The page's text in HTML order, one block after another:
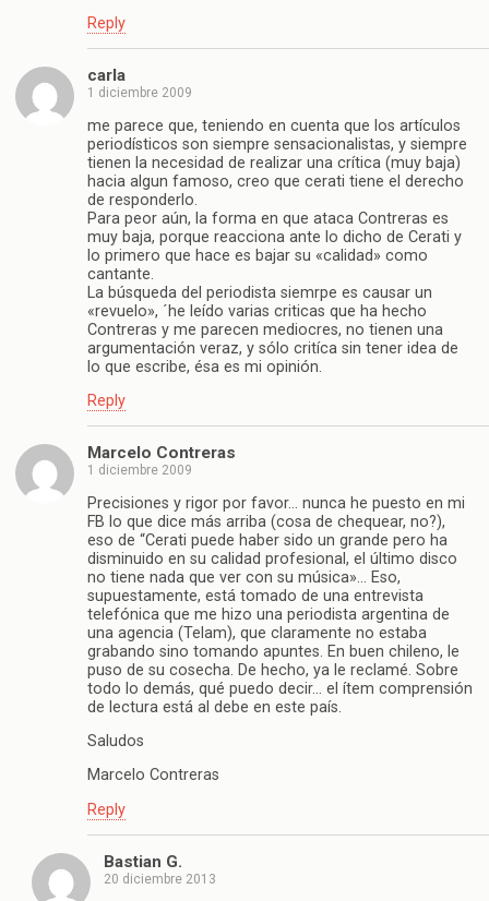
Reply
carla
1 diciembre 2009
me parece que, teniendo en cuenta que los artículos
periodísticos son siempre sensacionalistas, y siempre
tienen la necesidad de realizar una crítica (muy baja)
hacia algun famoso, creo que cerati tiene el derecho
de responderlo.
Para peor aún, la forma en que ataca Contreras es
muy baja, porque reacciona ante lo dicho de Cerati y
lo primero que hace es bajar su «calidad» como
cantante.
La búsqueda del periodista siemrpe es causar un
«revuelo», ´he leído varias criticas que ha hecho
Contreras y me parecen mediocres, no tienen una
argumentación veraz, y sólo critíca sin tener idea de
lo que escribe, ésa es mi opinión.
Reply
Marcelo Contreras
1 diciembre 2009
Precisiones y rigor por favor… nunca he puesto en mi
FB lo que dice más arriba (cosa de chequear, no?),
eso de “Cerati puede haber sido un grande pero ha
disminuido en su calidad profesional, el último disco
no tiene nada que ver con su música»… Eso,
supuestamente, está tomado de una entrevista
telefónica que me hizo una periodista argentina de
una agencia (Telam), que claramente no estaba
grabando sino tomando apuntes. En buen chileno, le
puso de su cosecha. De hecho, ya le reclamé. Sobre
todo lo demás, qué puedo decir… el ítem comprensión
de lectura está al debe en este país.
Saludos
Marcelo Contreras
Reply
Bastian G.
20 diciembre 2013